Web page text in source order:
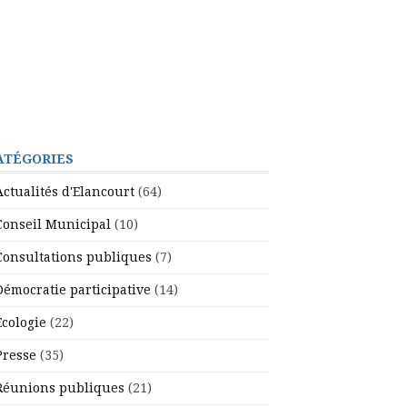
d'Elancourt (64)
Municipal (10)
publiques (7)
participative (14)
(22)
(35)
publiques (21)